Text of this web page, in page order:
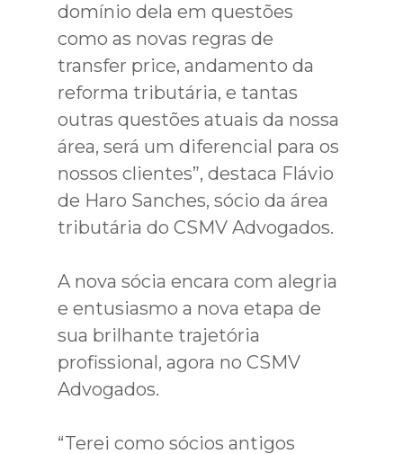
domínio dela em questões
como as novas regras de
transfer price, andamento da
reforma tributária, e tantas
outras questões atuais da nossa
área, será um diferencial para os
nossos clientes”, destaca Flávio
de Haro Sanches, sócio da área
tributária do CSMV Advogados.
A nova sócia encara com alegria
e entusiasmo a nova etapa de
sua brilhante trajetória
profissional, agora no CSMV
Advogados.
“Terei como sócios antigos